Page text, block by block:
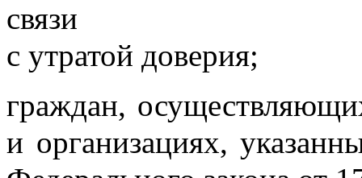
связи
с утратой доверия;
граждан,
и организациях,